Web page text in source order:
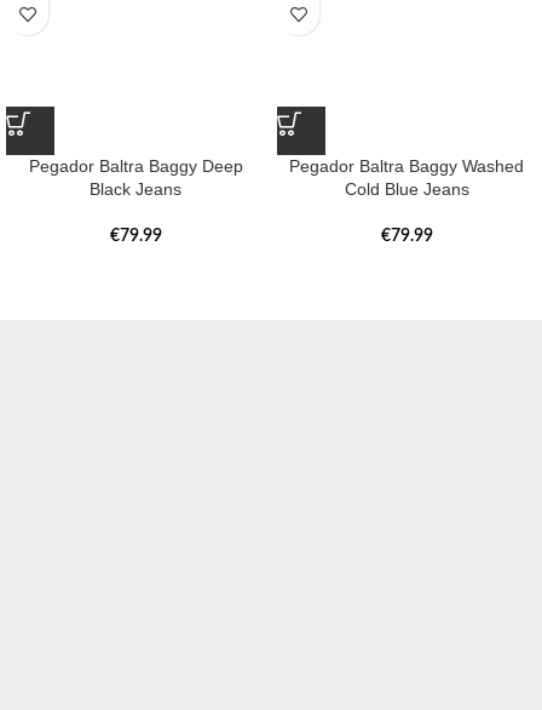
Pegador Baltra Baggy Deep
Black Jeans
€79.99
Pegador Baltra Baggy Washed
Cold Blue Jeans
€79.99